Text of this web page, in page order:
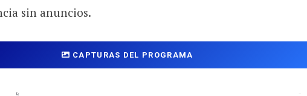
sin anuncios.
CAPTURAS DEL PROGRAMA